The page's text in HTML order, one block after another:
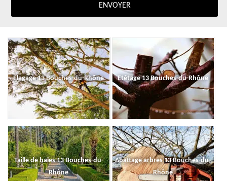
Elagage 13 Bouches-du-Rhône Etêtage 13 Bouches-du-Rhône
Taille de haies 13 Bouches-du-
Rhône
Abattage arbres 13 Bouches-du-
Rhône